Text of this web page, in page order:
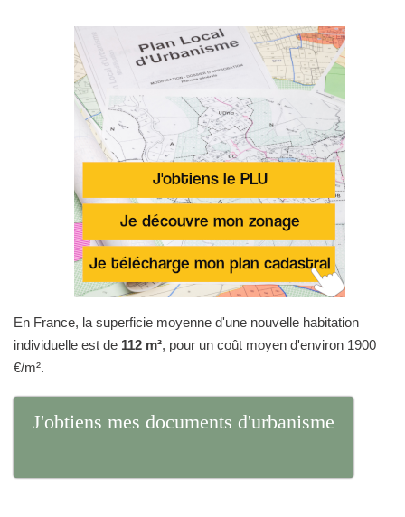
En France, la superficie moyenne d'une nouvelle habitation
individuelle est de 112 m², pour un coût moyen d'environ 1900
€/m².
J'obtiens mes documents d'urbanisme